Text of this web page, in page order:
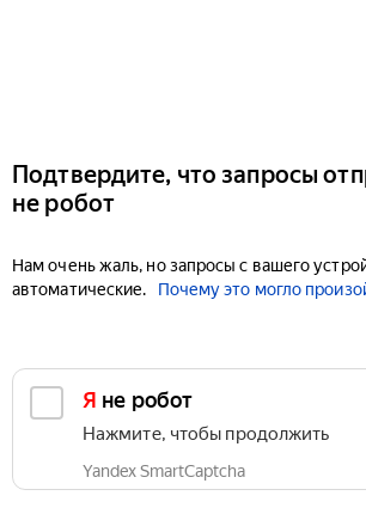
Подтвердите, что запросы
не робот
Нам очень жаль, но запросы с вашего
автоматические.
Почему это могло
Я не робот
Нажмите, чтобы продолжить
Yandex SmartCaptcha